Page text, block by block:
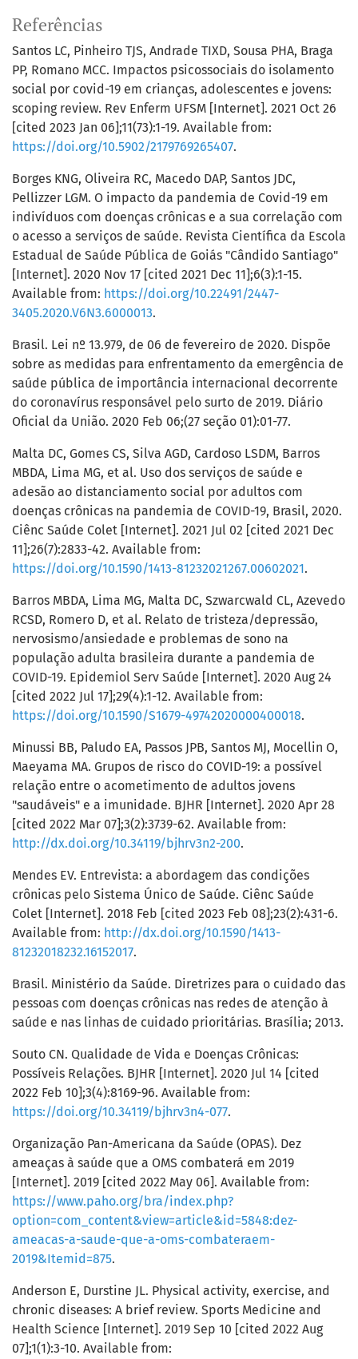
Referências
Santos LC, Pinheiro TJS, Andrade TIXD, Sousa PHA, Braga
PP, Romano MCC. Impactos psicossociais do isolamento
social por covid-19 em crianças, adolescentes e jovens:
scoping review. Rev Enferm UFSM [Internet]. 2021 Oct 26
[cited 2023 Jan 06];11(73):1-19. Available from:
https://doi.org/10.5902/2179769265407.
Borges KNG, Oliveira RC, Macedo DAP, Santos JDC,
Pellizzer LGM. O impacto da pandemia de Covid-19 em
indivíduos com doenças crônicas e a sua correlação com
o acesso a serviços de saúde. Revista Científica da Escola
Estadual de Saúde Pública de Goiás "Cândido Santiago"
[Internet]. 2020 Nov 17 [cited 2021 Dec 11];6(3):1-15.
Available from: https://doi.org/10.22491/2447-
3405.2020.V6N3.6000013.
Brasil. Lei nº 13.979, de 06 de fevereiro de 2020. Dispõe
sobre as medidas para enfrentamento da emergência de
saúde pública de importância internacional decorrente
do coronavírus responsável pelo surto de 2019. Diário
Oficial da União. 2020 Feb 06;(27 seção 01):01-77.
Malta DC, Gomes CS, Silva AGD, Cardoso LSDM, Barros
MBDA, Lima MG, et al. Uso dos serviços de saúde e
adesão ao distanciamento social por adultos com
doenças crônicas na pandemia de COVID-19, Brasil, 2020.
Ciênc Saúde Colet [Internet]. 2021 Jul 02 [cited 2021 Dec
11];26(7):2833-42. Available from:
https://doi.org/10.1590/1413-81232021267.00602021.
Barros MBDA, Lima MG, Malta DC, Szwarcwald CL, Azevedo
RCSD, Romero D, et al. Relato de tristeza/depressão,
nervosismo/ansiedade e problemas de sono na
população adulta brasileira durante a pandemia de
COVID-19. Epidemiol Serv Saúde [Internet]. 2020 Aug 24
[cited 2022 Jul 17];29(4):1-12. Available from:
https://doi.org/10.1590/S1679-49742020000400018.
Minussi BB, Paludo EA, Passos JPB, Santos MJ, Mocellin O,
Maeyama MA. Grupos de risco do COVID-19: a possível
relação entre o acometimento de adultos jovens
"saudáveis" e a imunidade. BJHR [Internet]. 2020 Apr 28
[cited 2022 Mar 07];3(2):3739-62. Available from:
http://dx.doi.org/10.34119/bjhrv3n2-200.
Mendes EV. Entrevista: a abordagem das condições
crônicas pelo Sistema Único de Saúde. Ciênc Saúde
Colet [Internet]. 2018 Feb [cited 2023 Feb 08];23(2):431-6.
Available from: http://dx.doi.org/10.1590/1413-
81232018232.16152017.
Brasil. Ministério da Saúde. Diretrizes para o cuidado das
pessoas com doenças crônicas nas redes de atenção à
saúde e nas linhas de cuidado prioritárias. Brasília; 2013.
Souto CN. Qualidade de Vida e Doenças Crônicas:
Possíveis Relações. BJHR [Internet]. 2020 Jul 14 [cited
2022 Feb 10];3(4):8169-96. Available from:
https://doi.org/10.34119/bjhrv3n4-077.
Organização Pan-Americana da Saúde (OPAS). Dez
ameaças à saúde que a OMS combaterá em 2019
[Internet]. 2019 [cited 2022 May 06]. Available from:
https://www.paho.org/bra/index.php?
option=com_content&view=article&id=5848:dez-
ameacas-a-saude-que-a-oms-combateraem-
2019&Itemid=875.
Anderson E, Durstine JL. Physical activity, exercise, and
chronic diseases: A brief review. Sports Medicine and
Health Science [Internet]. 2019 Sep 10 [cited 2022 Aug
07];1(1):3-10. Available from: